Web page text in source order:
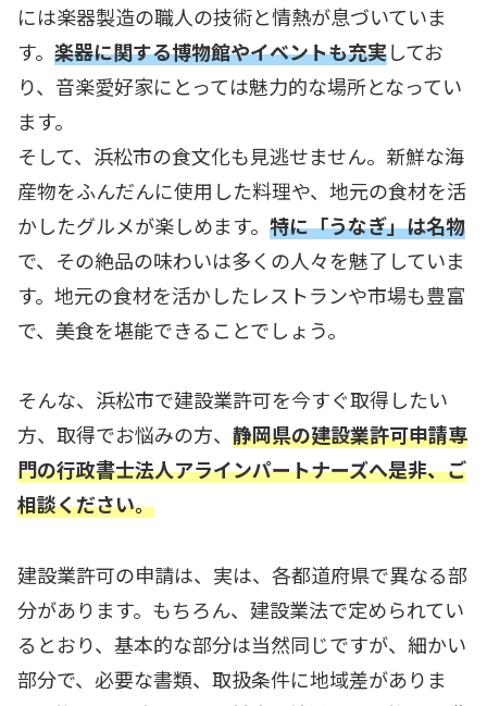
には楽器製造の職人の技術と情熱が息づいていま
す。楽器に関する博物館やイベントも充実してお
り、音楽愛好家にとっては魅力的な場所となってい
ます。
そして、浜松市の食文化も見逃せません。新鮮な海
産物をふんだんに使用した料理や、地元の食材を活
かしたグルメが楽しめます。特に「うなぎ」は名物
で、その絶品の味わいは多くの人々を魅了していま
す。地元の食材を活かしたレストランや市場も豊富
で、美食を堪能できることでしょう。
そんな、浜松市で建設業許可を今すぐ取得したい
方、取得でお悩みの方、静岡県の建設業許可申請専
門の行政書士法人アラインパートナーズへ是非、ご
相談ください。
建設業許可の申請は、実は、各都道府県で異なる部
分があります。もちろん、建設業法で定められてい
るとおり、基本的な部分は当然同じですが、細かい
部分で、必要な書類、取扱条件に地域差がありま